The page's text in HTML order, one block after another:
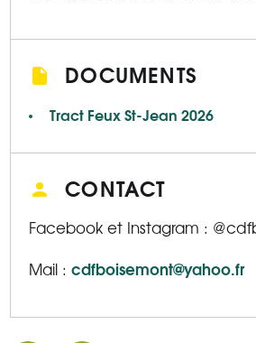
DOCUMENTS
Tract Feux St-Jean 2026
CONTACT
Facebook et Instagram :
Mail :cdfboisemont@yahoo.fr